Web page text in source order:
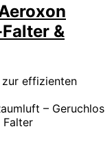
&
effizienten
– Geruchlos